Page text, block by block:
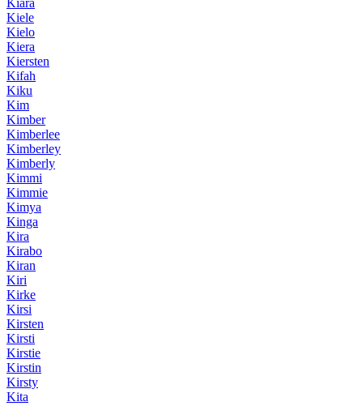
Kiara
Kiele
Kielo
Kiera
Kiersten
Kifah
Kiku
Kim
Kimber
Kimberlee
Kimberley
Kimberly
Kimmi
Kimmie
Kimya
Kinga
Kira
Kirabo
Kiran
Kiri
Kirke
Kirsi
Kirsten
Kirsti
Kirstie
Kirstin
Kirsty
Kita